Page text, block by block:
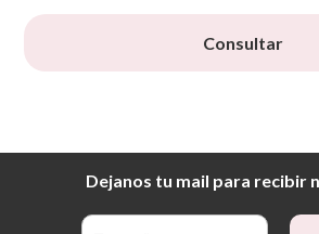
Consultar
Dejanos tu mail para recibir